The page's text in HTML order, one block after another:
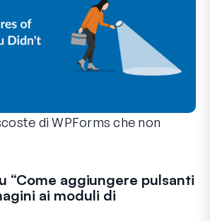
di WPForms che non
“Come aggiungere pulsanti
ai moduli di